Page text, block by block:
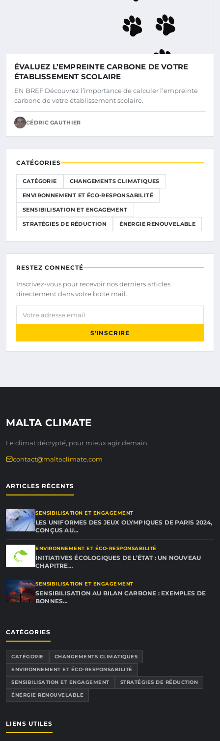
ÉVALUEZ L’EMPREINTE CARBONE DE VOTRE
ÉTABLISSEMENT SCOLAIRE
EN BREF Découvrez l’importance de calculer l’empreinte
carbone de votre établissement scolaire.
CÉDRIC GAUTHIER
CATÉGORIES
CATÉGORIE CHANGEMENTS CLIMATIQUES
ENVIRONNEMENT ET ÉCO-RESPONSABILITÉ
SENSIBILISATION ET ENGAGEMENT
STRATÉGIES DE RÉDUCTION ÉNERGIE RENOUVELABLE
RESTEZ CONNECTÉ
Inscrivez-vous pour recevoir nos derniers articles
directement dans votre boîte mail.
Votre adresse email
S'INSCRIRE
MALTA CLIMATE
Le climat décrypté, pour mieux agir demain
contact@maltaclimate.com
ARTICLES RÉCENTS
SENSIBILISATION ET ENGAGEMENT
LES UNIFORMES DES JEUX OLYMPIQUES DE PARIS 2024,
CONÇUS AU…
ENVIRONNEMENT ET ÉCO-RESPONSABILITÉ
INITIATIVES ÉCOLOGIQUES DE L’ÉTAT : UN NOUVEAU
CHAPITRE…
SENSIBILISATION ET ENGAGEMENT
SENSIBILISATION AU BILAN CARBONE : EXEMPLES DE
BONNES…
CATÉGORIES
CATÉGORIE
CHANGEMENTS CLIMATIQUES
ENVIRONNEMENT ET ÉCO-RESPONSABILITÉ
SENSIBILISATION ET ENGAGEMENT
STRATÉGIES DE RÉDUCTION
ÉNERGIE RENOUVELABLE
LIENS UTILES